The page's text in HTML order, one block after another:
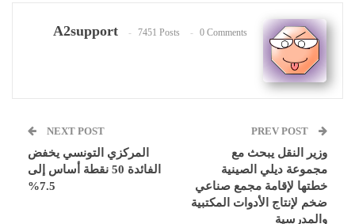
A2support 7451 Posts 0 Comments
وزير النقل يبحث مع
مجموعة ديلي الصينية
خطتها لإقامة مجمع صناعي
ضخم لإنتاج الأدوات المكتبية
والمدرسية
NEXT POST
المركزي التونسي يخفض
الفائدة 50 نقطة أساس إلى
7.5%